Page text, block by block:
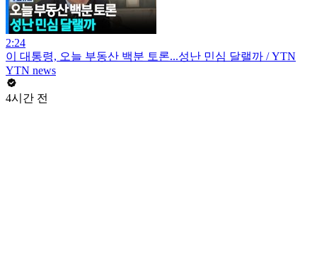
2:24
이 대통령, 오늘 부동산 백분 토론...성난 민심 달랠까 / YTN
YTN news
4시간 전